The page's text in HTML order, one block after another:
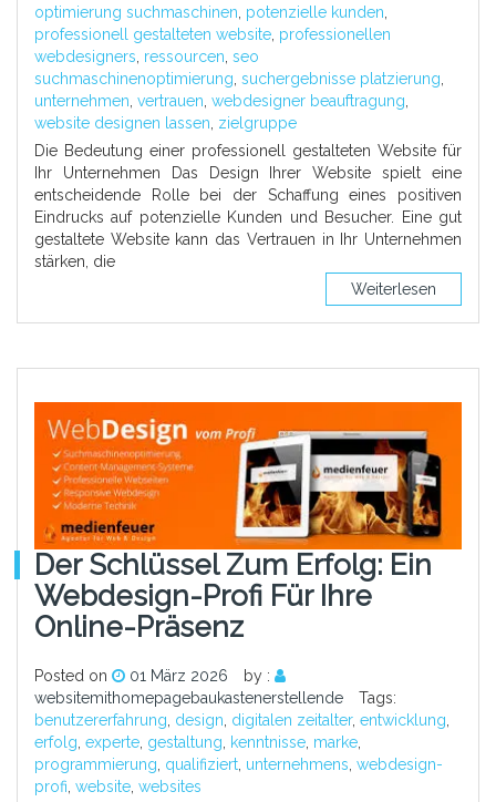
optimierung suchmaschinen potenzielle kunden
professionell gestalteten website professionellen
webdesigners ressourcen seo
suchmaschinenoptimierung suchergebnisse platzierung
unternehmen vertrauen webdesigner beauftragung
website designen lassen zielgruppe
Die Bedeutung einer professionell gestalteten Website für
Ihr Unternehmen Das Design Ihrer Website spielt eine
entscheidende Rolle bei der Schaffung eines positiven
Eindrucks auf potenzielle Kunden und Besucher. Eine gut
gestaltete Website kann das Vertrauen in Ihr Unternehmen
stärken, die
Weiterlesen
Der Schlüssel Zum Erfolg: Ein
Webdesign-Profi Für Ihre
Online-Präsenz
Posted on 01 März 2026
by :
websitemithomepagebaukastenerstellende
Tags:
benutzererfahrung, design, digitalen zeitalter, entwicklung,
erfolg, experte, gestaltung, kenntnisse, marke,
programmierung, qualifiziert, unternehmens, webdesign-
profi, website, websites